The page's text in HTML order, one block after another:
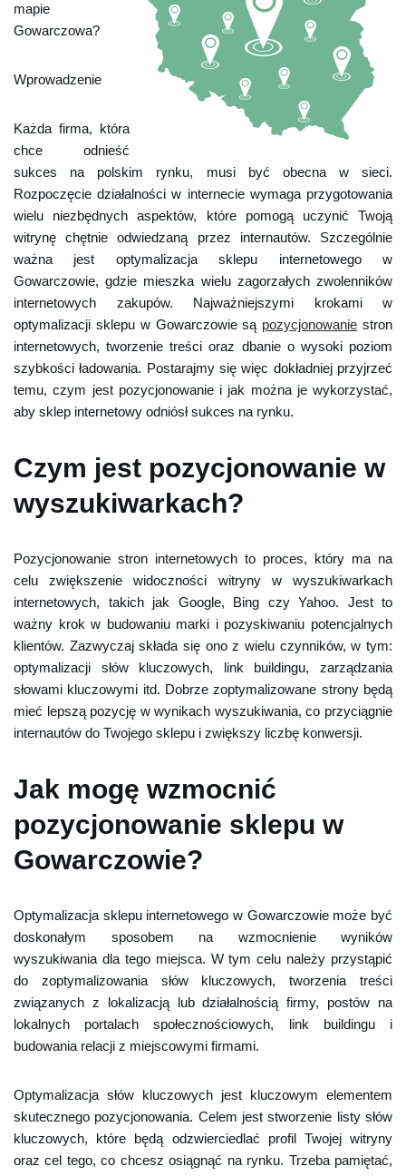
mapie
Gowarczowa?
Wprowadzenie
Każda firma, która
chce odnieść
sukces na polskim rynku, musi być obecna w sieci.
Rozpoczęcie działalności w internecie wymaga przygotowania
wielu niezbędnych aspektów, które pomogą uczynić Twoją
witrynę chętnie odwiedzaną przez internautów. Szczególnie
ważna jest optymalizacja sklepu internetowego w
Gowarczowie, gdzie mieszka wielu zagorzałych zwolenników
internetowych zakupów. Najważniejszymi krokami w
optymalizacji sklepu w Gowarczowie są pozycjonowanie stron
internetowych, tworzenie treści oraz dbanie o wysoki poziom
szybkości ładowania. Postarajmy się więc dokładniej przyjrzeć
temu, czym jest pozycjonowanie i jak można je wykorzystać,
aby sklep internetowy odniósł sukces na rynku.
Czym jest pozycjonowanie w
wyszukiwarkach?
Pozycjonowanie stron internetowych to proces, który ma na
celu zwiększenie widoczności witryny w wyszukiwarkach
internetowych, takich jak Google, Bing czy Yahoo. Jest to
ważny krok w budowaniu marki i pozyskiwaniu potencjalnych
klientów. Zazwyczaj składa się ono z wielu czynników, w tym:
optymalizacji słów kluczowych, link buildingu, zarządzania
słowami kluczowymi itd. Dobrze zoptymalizowane strony będą
mieć lepszą pozycję w wynikach wyszukiwania, co przyciągnie
internautów do Twojego sklepu i zwiększy liczbę konwersji.
Jak mogę wzmocnić
pozycjonowanie sklepu w
Gowarczowie?
Optymalizacja sklepu internetowego w Gowarczowie może być
doskonałym sposobem na wzmocnienie wyników
wyszukiwania dla tego miejsca. W tym celu należy przystąpić
do zoptymalizowania słów kluczowych, tworzenia treści
związanych z lokalizacją lub działalnością firmy, postów na
lokalnych portalach społecznościowych, link buildingu i
budowania relacji z miejscowymi firmami.
Optymalizacja słów kluczowych jest kluczowym elementem
skutecznego pozycjonowania. Celem jest stworzenie listy słów
kluczowych, które będą odzwierciedlać profil Twojej witryny
oraz cel tego, co chcesz osiągnąć na rynku. Trzeba pamiętać,